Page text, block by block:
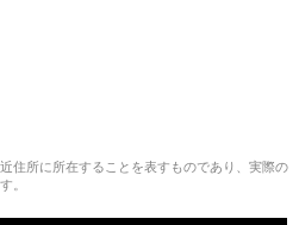
住所に所在することを表すものであり、実際の
。